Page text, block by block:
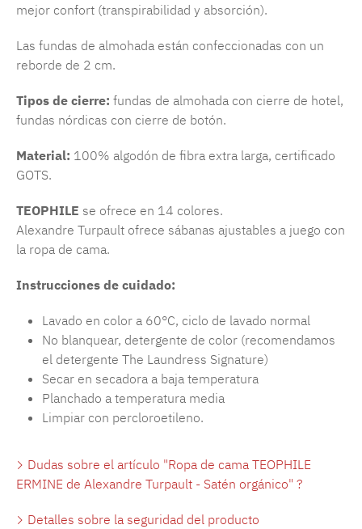
mejor confort (transpirabilidad y absorción).
Las fundas de almohada están confeccionadas con un
reborde de 2 cm.
Tipos de cierre: fundas de almohada con cierre de hotel,
fundas nórdicas con cierre de botón.
Material: 100% algodón de fibra extra larga, certificado
GOTS.
TEOPHILE se ofrece en 14 colores.
Alexandre Turpault ofrece sábanas ajustables a juego con
la ropa de cama.
Instrucciones de cuidado:
Lavado en color a 60°C, ciclo de lavado normal
No blanquear, detergente de color (recomendamos
el detergente The Laundress Signature)
Secar en secadora a baja temperatura
Planchado a temperatura media
Limpiar con percloroetileno.
Dudas sobre el artículo "Ropa de cama TEOPHILE
ERMINE de Alexandre Turpault - Satén orgánico" ?
Detalles sobre la seguridad del producto